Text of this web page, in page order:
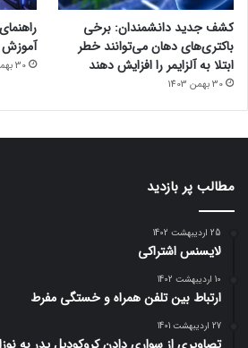
کشف جدید دانشمندان: برخی
باکتری‌های دهان می‌توانند خطر
ابتلا به آلزایمر را افزایش دهند
30 بهمن 1403
30 بهمن 1403
مطالب پر بازدید
25 اردیبهشت 1402
لایسنس اشتراکی
10 اردیبهشت 1402
ارتباط بین تلفن همراه و خستگی مفرط
27 اردیبهشت 1401